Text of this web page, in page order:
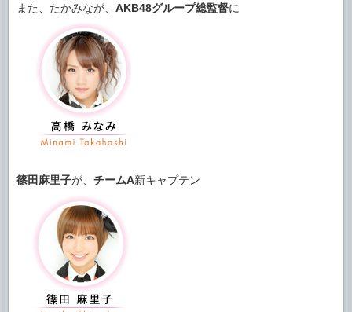
また、たかみなが、 AKB48グループ総監督に
篠田麻里子が、 チームA新キャプテン